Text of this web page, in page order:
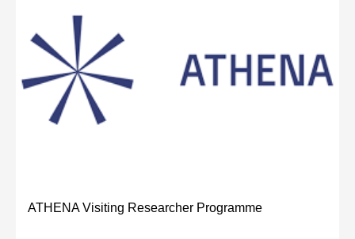
ATHENA Visiting Researcher Programme